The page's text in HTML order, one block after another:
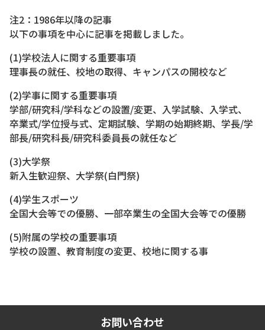
注2：1986年以降の記事
以下の事項を中心に記事を掲載しました。
(1)学校法人に関する重要事項
理事長の就任、校地の取得、キャンパスの開校など
(2)学事に関する重要事項
学部/研究科/学科などの設置/変更、入学試験、入学式、
卒業式/学位授与式、定期試験、学期の始期終期、学長/学
部長/研究科長/研究科委員長の就任など
(3)大学祭
新入生歓迎祭、大学祭(白門祭)
(4)学生スポーツ
全国大会等での優勝、一部卒業生の全国大会等での優勝
(5)附属の学校の重要事項
学校の設置、教育制度の変更、校地に関する事
お問い合わせ